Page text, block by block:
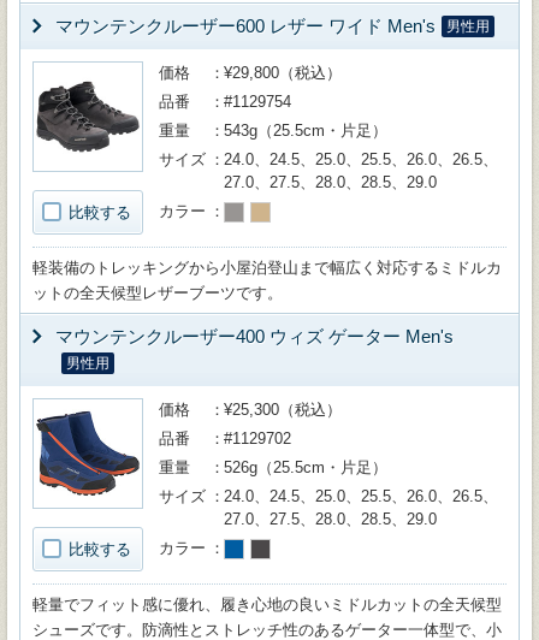
マウンテンクルーザー600 レザー ワイド Men's 男性用
比較する
価格
¥29,800（税込）
品番
#1129754
重量
543g（25.5cm・片足）
サイズ
24.0、24.5、25.0、25.5、26.0、26.5、
27.0、27.5、28.0、28.5、29.0
カラー
軽装備のトレッキングから小屋泊登山まで幅広く対応するミドルカ
ットの全天候型レザーブーツです。
マウンテンクルーザー400 ウィズ ゲーター Men's
男性用
比較する
価格
¥25,300（税込）
品番
#1129702
重量
526g（25.5cm・片足）
サイズ
24.0、24.5、25.0、25.5、26.0、26.5、
27.0、27.5、28.0、28.5、29.0
カラー
軽量でフィット感に優れ、履き心地の良いミドルカットの全天候型
シューズです。防滴性とストレッチ性のあるゲーター一体型で、小